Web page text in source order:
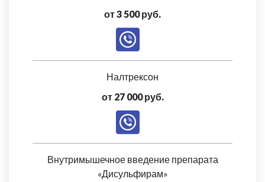
от 3 500 руб.
Налтрексон
от 27 000 руб.
Внутримышечное введение препарата
«Дисульфирам»